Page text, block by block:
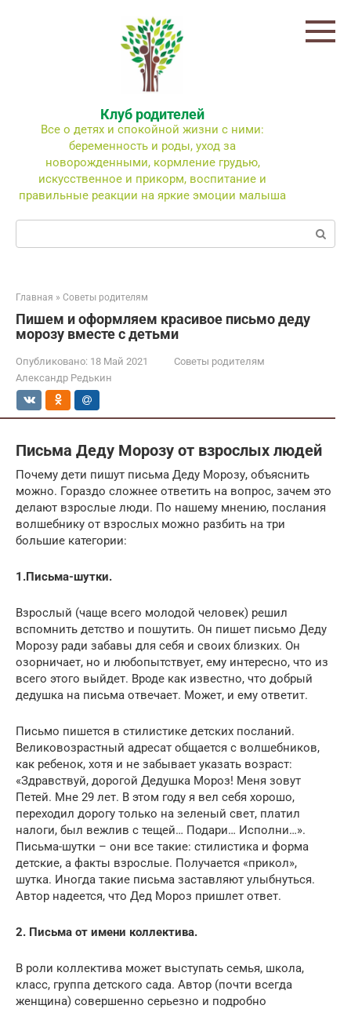
Клуб родителей
Все о детях и спокойной жизни с ними:
беременность и роды, уход за
новорожденными, кормление грудью,
искусственное и прикорм, воспитание и
правильные реакции на яркие эмоции малыша
Поиск:
Главная » Советы родителям
Пишем и оформляем красивое письмо деду
морозу вместе с детьми
Опубликовано: 18 Май 2021
Советы родителям
Александр Редькин
Письма Деду Морозу от взрослых людей
Почему дети пишут письма Деду Морозу, объяснить
можно. Гораздо сложнее ответить на вопрос, зачем это
делают взрослые люди. По нашему мнению, послания
волшебнику от взрослых можно разбить на три
большие категории:
1.Письма-шутки.
Взрослый (чаще всего молодой человек) решил
вспомнить детство и пошутить. Он пишет письмо Деду
Морозу ради забавы для себя и своих близких. Он
озорничает, но и любопытствует, ему интересно, что из
всего этого выйдет. Вроде как известно, что добрый
дедушка на письма отвечает. Может, и ему ответит.
Письмо пишется в стилистике детских посланий.
Великовозрастный адресат общается с волшебников,
как ребенок, хотя и не забывает указать возраст:
«Здравствуй, дорогой Дедушка Мороз! Меня зовут
Петей. Мне 29 лет. В этом году я вел себя хорошо,
переходил дорогу только на зеленый свет, платил
налоги, был вежлив с тещей… Подари… Исполни…».
Письма-шутки – они все такие: стилистика и форма
детские, а факты взрослые. Получается «прикол»,
шутка. Иногда такие письма заставляют улыбнуться.
Автор надеется, что Дед Мороз пришлет ответ.
2. Письма от имени коллектива.
В роли коллектива может выступать семья, школа,
класс, группа детского сада. Автор (почти всегда
женщина) совершенно серьезно и подробно